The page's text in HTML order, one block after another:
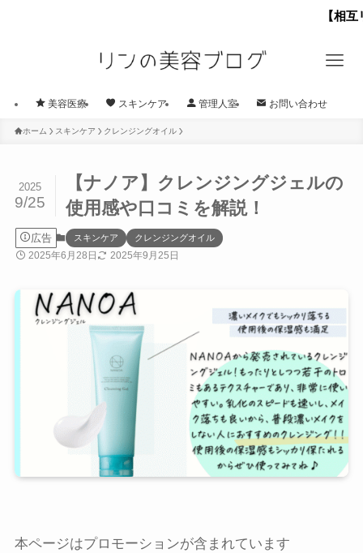
【相互リンク募集
美容医療 スキンケア 管理人室 お問い合わせ
ホーム スキンケア クレンジングオイル
【ナノア】クレンジングジェルの
使用感や口コミを解説！
2025
9/25
広告 スキンケア クレンジングオイル
2025年6月28日 2025年9月25日
本ページはプロモーションが含まれています